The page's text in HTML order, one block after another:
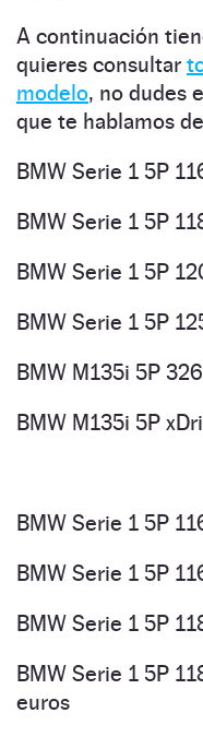
A continuación
quieres consultar
modelo, no dudes
que te hablamos
BMW Serie 1 5P
BMW Serie 1 5P
BMW Serie 1 5P
BMW Serie 1 5P
BMW M135i 5P
BMW M135i 5P
BMW Serie 1 5P
BMW Serie 1 5P
BMW Serie 1 5P
BMW Serie 1 5P
euros